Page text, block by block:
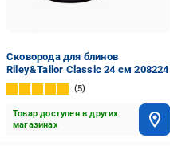
Сковорода для блинов
Riley&Tailor Classic 24 см 208224
5
Товар доступен в других
магазинах